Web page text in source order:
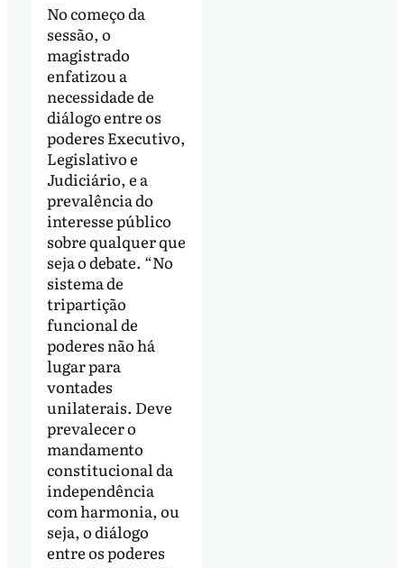
No começo da
sessão, o
magistrado
enfatizou a
necessidade de
diálogo entre os
poderes Executivo,
Legislativo e
Judiciário, e a
prevalência do
interesse público
sobre qualquer que
seja o debate. “No
sistema de
tripartição
funcional de
poderes não há
lugar para
vontades
unilaterais. Deve
prevalecer o
mandamento
constitucional da
independência
com harmonia, ou
seja, o diálogo
entre os poderes